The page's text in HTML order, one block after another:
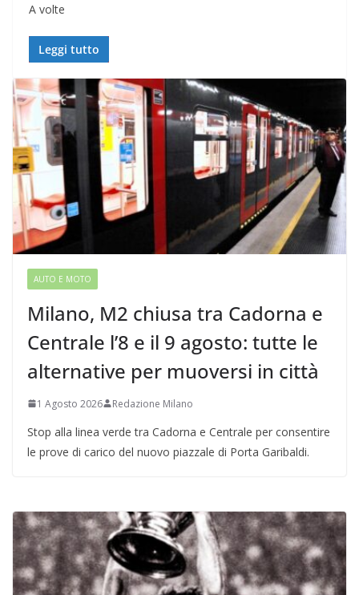
A volte
Leggi tutto
AUTO E MOTO
Milano, M2 chiusa tra Cadorna e
Centrale l’8 e il 9 agosto: tutte le
alternative per muoversi in città
1 Agosto 2026 Redazione Milano
Stop alla linea verde tra Cadorna e Centrale per consentire
le prove di carico del nuovo piazzale di Porta Garibaldi.